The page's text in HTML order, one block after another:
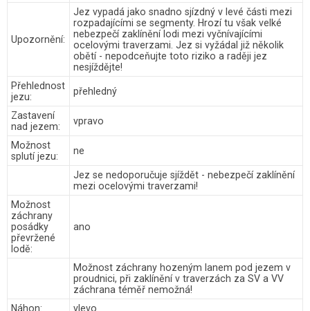
Upozornění:
Jez vypadá jako snadno sjízdný v levé části mezi
rozpadajícími se segmenty. Hrozí tu však velké
nebezpečí zaklínění lodi mezi vyčnívajícími
ocelovými traverzami. Jez si vyžádal již několik
obětí - nepodceňujte toto riziko a raději jez
nesjíždějte!
Přehlednost
jezu:
přehledný
Zastavení
nad jezem:
vpravo
Možnost
splutí jezu:
ne
Jez se nedoporučuje sjíždět - nebezpečí zaklínění
mezi ocelovými traverzami!
Možnost
záchrany
posádky
převržené
lodě:
ano
Možnost záchrany hozeným lanem pod jezem v
proudnici, při zaklínění v traverzách za SV a VV
záchrana téměř nemožná!
Náhon:
vlevo